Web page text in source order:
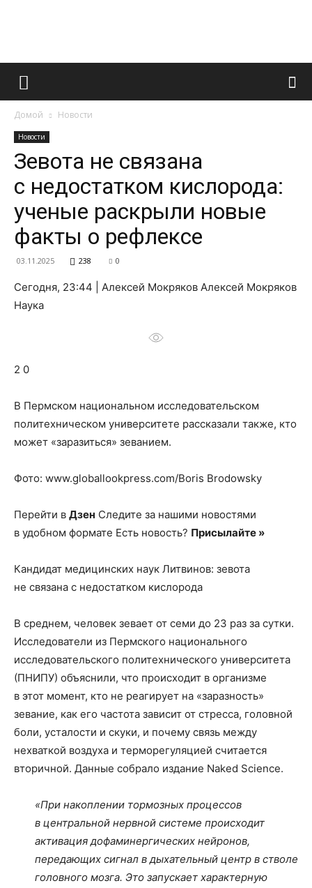
Французский
и
Домой Новости
Новости
Зевота не связана
с недостатком кислорода:
ученые раскрыли новые
факты о рефлексе
03.11.2025 238 0
Сегодня, 23:44 | Алексей Мокряков Алексей Мокряков
Наука
2 0
В Пермском национальном исследовательском
политехническом университете рассказали также, кто
может «заразиться» зеванием.
Фото: www.globallookpress.com/Boris Brodowsky
Перейти в Дзен Следите за нашими новостями
в удобном формате Есть новость? Присылайте »
Кандидат медицинских наук Литвинов: зевота
не связана с недостатком кислорода
В среднем, человек зевает от семи до 23 раз за сутки.
Исследователи из Пермского национального
исследовательского политехнического университета
(ПНИПУ) объяснили, что происходит в организме
в этот момент, кто не реагирует на «заразность»
зевание, как его частота зависит от стресса, головной
боли, усталости и скуки, и почему связь между
нехваткой воздуха и терморегуляцией считается
вторичной. Данные собрало издание Naked Science.
«При накоплении тормозных процессов
в центральной нервной системе происходит
активация дофаминергических нейронов,
передающих сигнал в дыхательный центр в стволе
головного мозга. Это запускает характерную